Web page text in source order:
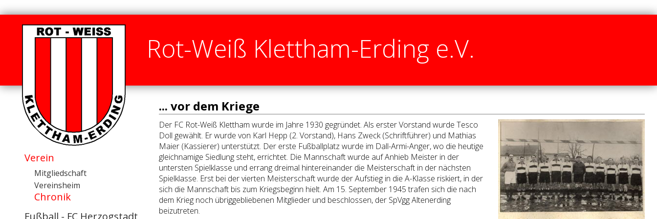
Rot-Weiß Klettham-Erding e.V.
... vor dem Kriege
Der FC Rot-Weiß Klettham wurde im Jahre 1930 gegründet. Als erster Vorstand wurde Tesco
Doll gewählt. Er wurde von Karl Hepp (2. Vorstand), Hans Zweck (Schriftführer) und Mathias
Maier (Kassierer) unterstützt. Der erste Fußballplatz wurde im Dall-Armi-Anger, wo die heutige
gleichnamige Siedlung steht, errichtet. Die Mannschaft wurde auf Anhieb Meister in der
untersten Spielklasse und errang dreimal hintereinander die Meisterschaft in der nächsten
Spielklasse. Erst bei der vierten Meisterschaft wurde der Aufstieg in die A-Klasse riskiert, in der
sich die Mannschaft bis zum Kriegsbeginn hielt. Am 15. September 1945 trafen sich die nach
dem Krieg noch übriggebliebenen Mitglieder und beschlossen, der SpVgg Altenerding
beizutreten.
Verein
Mitgliedschaft
Vereinsheim
Chronik
Fußball - FC Herzogstadt